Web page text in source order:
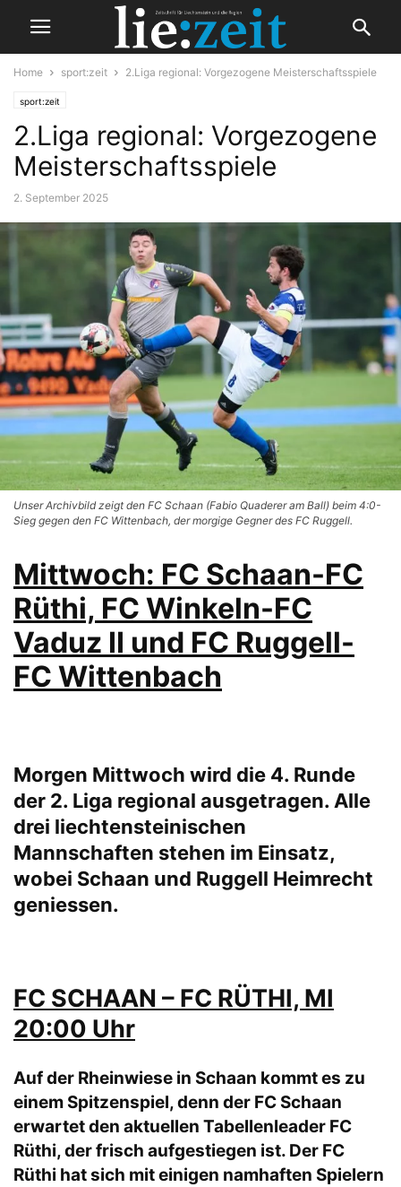
Home sport:zeit 2.Liga regional: Vorgezogene Meisterschaftsspiele
sport:zeit
2.Liga regional: Vorgezogene
Meisterschaftsspiele
2. September 2025
Unser Archivbild zeigt den FC Schaan (Fabio Quaderer am Ball) beim 4:0-
Sieg gegen den FC Wittenbach, der morgige Gegner des FC Ruggell.
Mittwoch: FC Schaan-FC
Rüthi, FC Winkeln-FC
Vaduz II und FC Ruggell-
FC Wittenbach
Morgen Mittwoch wird die 4. Runde
der 2. Liga regional ausgetragen. Alle
drei liechtensteinischen
Mannschaften stehen im Einsatz,
wobei Schaan und Ruggell Heimrecht
geniessen.
FC SCHAAN – FC RÜTHI, MI
20:00 Uhr
Auf der Rheinwiese in Schaan kommt es zu
einem Spitzenspiel, denn der FC Schaan
erwartet den aktuellen Tabellenleader FC
Rüthi, der frisch aufgestiegen ist. Der FC
Rüthi hat sich mit einigen namhaften Spielern